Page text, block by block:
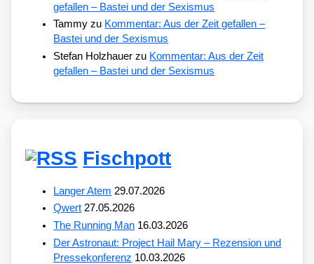
gefallen – Bastei und der Sexismus
Tammy zu Kommentar: Aus der Zeit gefallen –
Bastei und der Sexismus
Stefan Holzhauer zu Kommentar: Aus der Zeit
gefallen – Bastei und der Sexismus
Fischpott
Langer Atem 29.07.2026
Qwert 27.05.2026
The Running Man 16.03.2026
Der Astronaut: Project Hail Mary – Rezension und
Pressekonferenz 10.03.2026